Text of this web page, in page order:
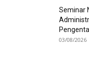
Seminar
03/08/2026